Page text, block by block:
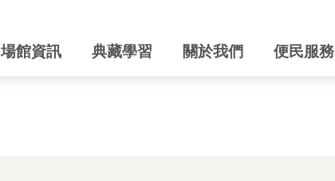
場館資訊 典藏學習 關於我們 便民服務